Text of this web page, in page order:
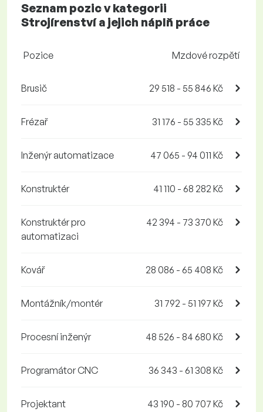
Seznam pozic v kategorii
Strojírenství a jejich náplň práce
Pozice Mzdové rozpětí
Brusič 29 518 - 55 846 Kč
Frézař 31 176 - 55 335 Kč
Inženýr automatizace 47 065 - 94 011 Kč
Konstruktér 41 110 - 68 282 Kč
Konstruktér pro
automatizaci
42 394 - 73 370 Kč
Kovář 28 086 - 65 408 Kč
Montážník/montér 31 792 - 51 197 Kč
Procesní inženýr 48 526 - 84 680 Kč
Programátor CNC 36 343 - 61 308 Kč
Projektant 43 190 - 80 707 Kč